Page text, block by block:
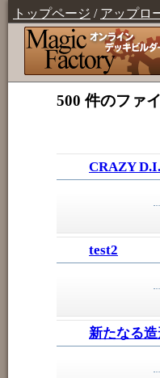
トップページ / アップロ
500 件のファ
CRAZY
test2
新たなる